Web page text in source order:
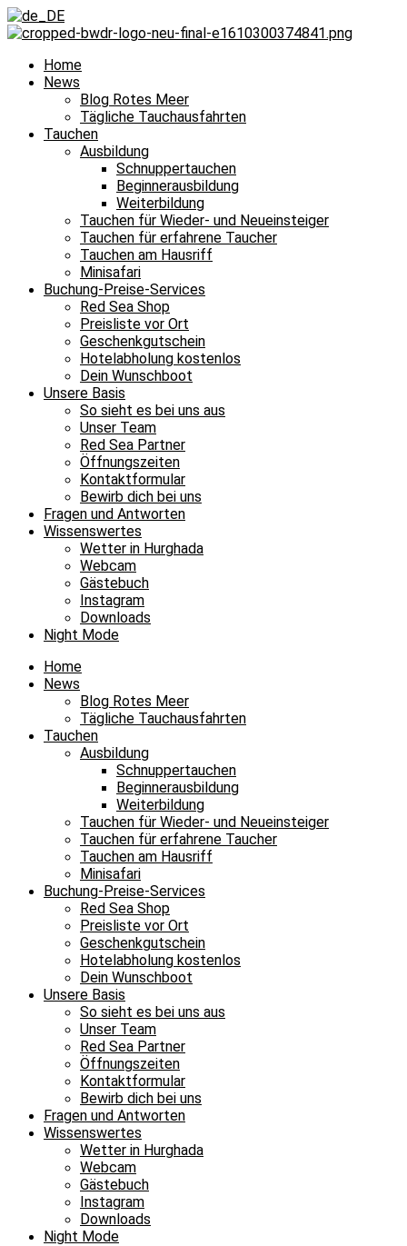
Home
News
Blog Rotes Meer
Tägliche Tauchausfahrten
Tauchen
Ausbildung
Schnuppertauchen
Beginnerausbildung
Weiterbildung
Tauchen für Wieder- und Neueinsteiger
Tauchen für erfahrene Taucher
Tauchen am Hausriff
Minisafari
Buchung-Preise-Services
Red Sea Shop
Preisliste vor Ort
Geschenkgutschein
Hotelabholung kostenlos
Dein Wunschboot
Unsere Basis
So sieht es bei uns aus
Unser Team
Red Sea Partner
Öffnungszeiten
Kontaktformular
Bewirb dich bei uns
Fragen und Antworten
Wissenswertes
Wetter in Hurghada
Webcam
Gästebuch
Instagram
Downloads
Night Mode
Home
News
Blog Rotes Meer
Tägliche Tauchausfahrten
Tauchen
Ausbildung
Schnuppertauchen
Beginnerausbildung
Weiterbildung
Tauchen für Wieder- und Neueinsteiger
Tauchen für erfahrene Taucher
Tauchen am Hausriff
Minisafari
Buchung-Preise-Services
Red Sea Shop
Preisliste vor Ort
Geschenkgutschein
Hotelabholung kostenlos
Dein Wunschboot
Unsere Basis
So sieht es bei uns aus
Unser Team
Red Sea Partner
Öffnungszeiten
Kontaktformular
Bewirb dich bei uns
Fragen und Antworten
Wissenswertes
Wetter in Hurghada
Webcam
Gästebuch
Instagram
Downloads
Night Mode